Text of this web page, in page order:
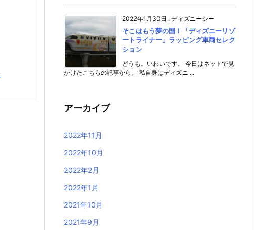
2022年1月30日 : ディズニーシー
そこはもう夢の国！「ディズニーリゾ
ートライナー」ラッピング車両セレク
ション
どうも。いわいです。 今日はネットで見
かけたこちらの記事から。 私自身はディズニ ...
アーカイブ
2022年11月
2022年10月
2022年2月
2022年1月
2021年10月
2021年9月